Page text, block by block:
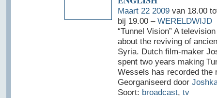
Maart 22 2009van 18.00
bij 19.00 – WERELDWIJD
“Tunnel Vision” A
about the reviving of
Syria. Dutch film-maker
spent two years making
Wessels has recorded the
Georganiseerd door
Soort: broadcast, tv